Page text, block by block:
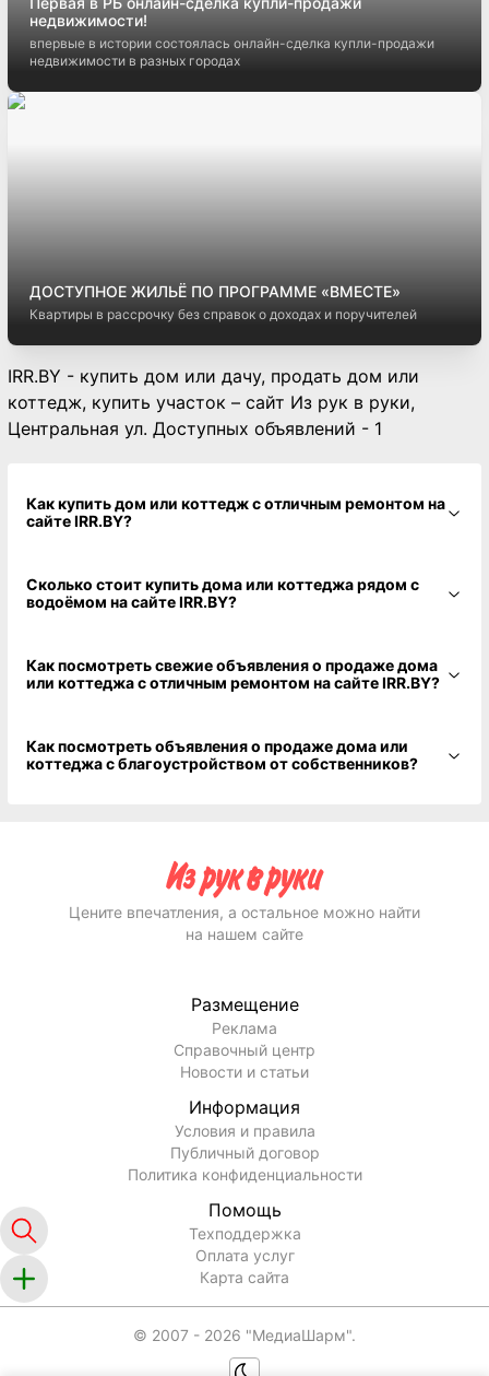
недвижимости!
впервые в истории состоялась онлайн-сделка купли-продажи
недвижимости в разных городах
ДОСТУПНОЕ ЖИЛЬЁ ПО ПРОГРАММЕ «ВМЕСТЕ»
Квартиры в рассрочку без справок о доходах и поручителей
IRR.BY - купить дом или дачу, продать дом или
коттедж, купить участок – сайт Из рук в руки,
Центральная ул. Доступных объявлений - 1
Как купить дом или коттедж с отличным ремонтом на
сайте IRR.BY?
Сколько стоит купить дома или коттеджа рядом с
водоёмом на сайте IRR.BY?
Как посмотреть свежие объявления о продаже дома
или коттеджа с отличным ремонтом на сайте IRR.BY?
Как посмотреть объявления о продаже дома или
коттеджа с благоустройством от собственников?
Цените впечатления, а остальное можно найти
на нашем сайте
Размещение
Реклама
Справочный центр
Новости и статьи
Информация
Условия и правила
Публичный договор
Политика конфиденциальности
Помощь
Техподдержка
Оплата услуг
Карта сайта
© 2007 - 2026 "МедиаШарм".